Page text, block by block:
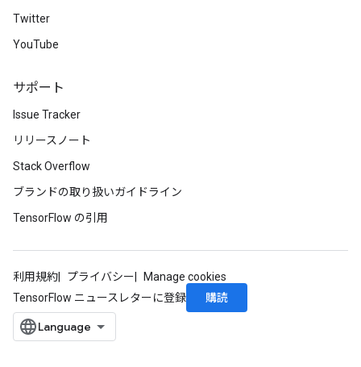
Twitter
YouTube
サポート
Issue Tracker
リリースノート
Stack Overflow
ブランドの取り扱いガイドライン
TensorFlow の引用
利用規約 プライバシー
Manage cookies
TensorFlow ニュースレターに登録
購読